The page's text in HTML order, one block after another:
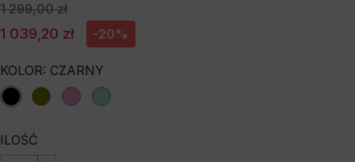
1 299,00 zł
1 039,20 zł -20%
KOLOR: CZARNY
blackolive pink tiffany
ILOŚĆ